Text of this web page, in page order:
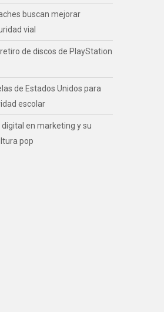
buscan mejorar
vial
de discos de PlayStation
de Estados Unidos para
escolar
en marketing y su
pop